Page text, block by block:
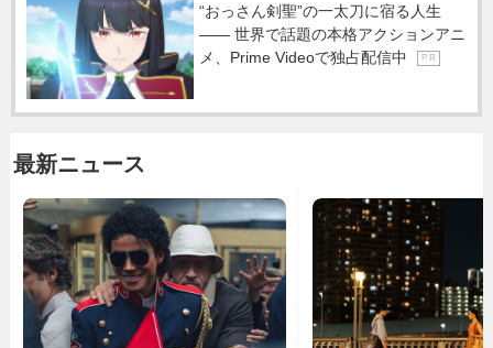
“おっさん剣聖”の一太刀に宿る人生
―― 世界で話題の本格アクションアニ
メ、Prime Videoで独占配信中
P R
最新ニュース